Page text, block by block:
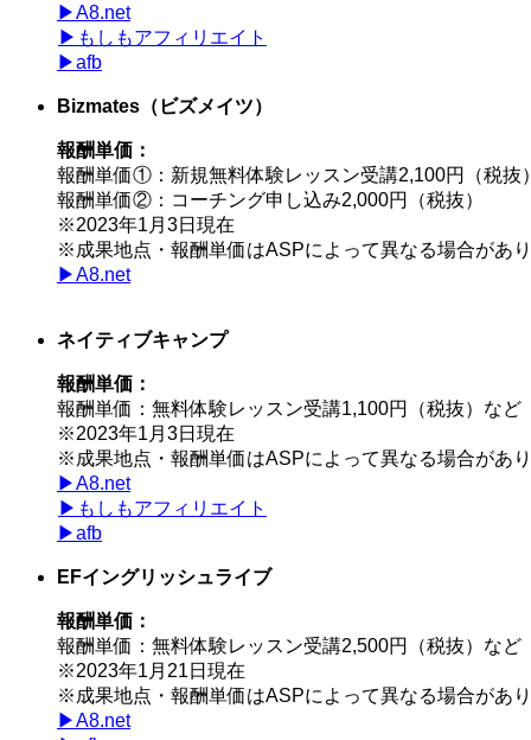
▶︎A8.net
▶︎もしもアフィリエイト
▶︎afb
Bizmates（ビズメイツ）
報酬単価：
報酬単価①：新規無料体験レッスン受講2,100円（税抜）
報酬単価②：コーチング申し込み2,000円（税抜）
※2023年1月3日現在
※成果地点・報酬単価はASPによって異なる場合があり
▶︎A8.net
ネイティブキャンプ
報酬単価：
報酬単価：無料体験レッスン受講1,100円（税抜）など
※2023年1月3日現在
※成果地点・報酬単価はASPによって異なる場合があり
▶︎A8.net
▶︎もしもアフィリエイト
▶︎afb
EFイングリッシュライブ
報酬単価：
報酬単価：無料体験レッスン受講2,500円（税抜）など
※2023年1月21日現在
※成果地点・報酬単価はASPによって異なる場合があり
▶︎A8.net